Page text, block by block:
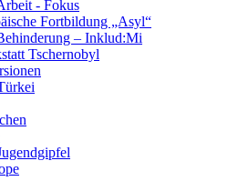
- Fokus
Fortbildung „Asyl“
– Inklud:Mi
Tschernobyl